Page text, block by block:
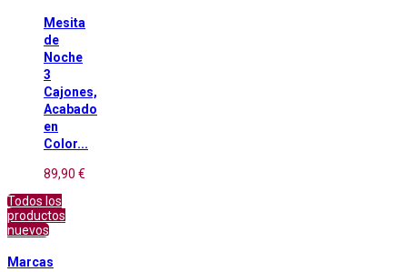
Mesita
de
Noche
3
Cajones,
Acabado
en
Color...
89,90 €
Todos los
productos
nuevos
Marcas